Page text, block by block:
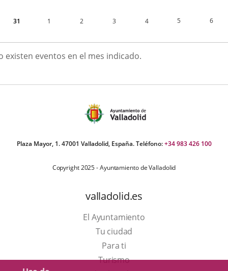
31 1 2 3 4 5 6
existen eventos en el mes indicado.
Plaza Mayor, 1. 47001 Valladolid, España. Teléfono:+34 983 426 100
Copyright 2025 - Ayuntamiento de Valladolid
valladolid.es
El Ayuntamiento
Tu ciudad
Para ti
TurismoEste